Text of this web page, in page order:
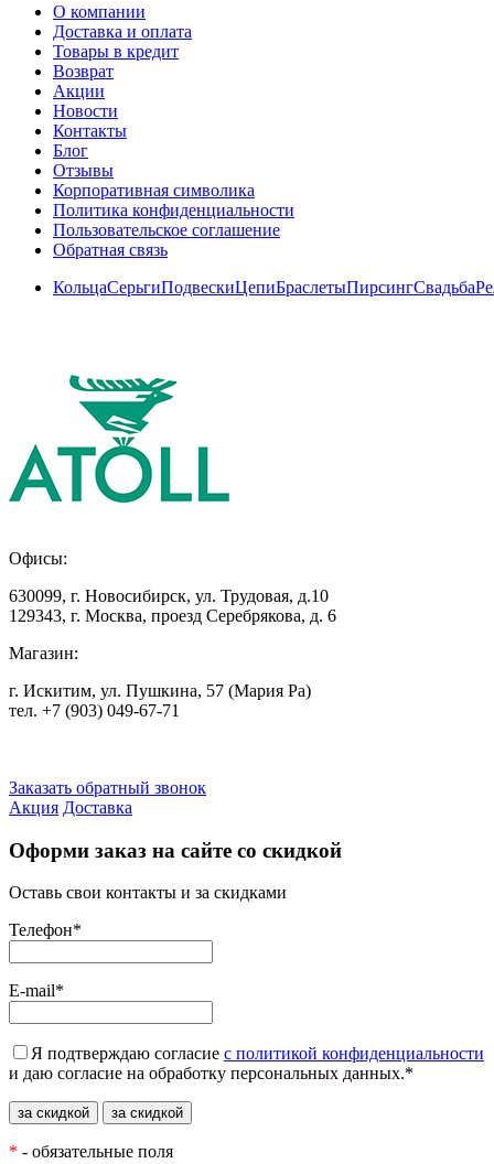
О компании
Доставка и оплата
Товары в кредит
Возврат
Акции
Новости
Контакты
Блог
Отзывы
Корпоративная символика
Политика конфиденциальности
Пользовательское соглашение
Обратная связь
КольцаСерьгиПодвескиЦепиБраслетыПирсингСвадьба
Офисы:
630099, г. Новосибирск, ул. Трудовая, д.10
129343, г. Москва, проезд Серебрякова, д. 6
Магазин:
г. Искитим, ул. Пушкина, 57 (Мария Ра)
тел. +7 (903) 049-67-71
Заказать обратный звонок
Акция Доставка
Оформи заказ на сайте со скидкой
Оставь свои контакты и за скидками
Телефон*
E-mail*
Я подтверждаю согласие с политикой конфиденциальности
и даю согласие на обработку персональных данных.*
* - обязательные поля